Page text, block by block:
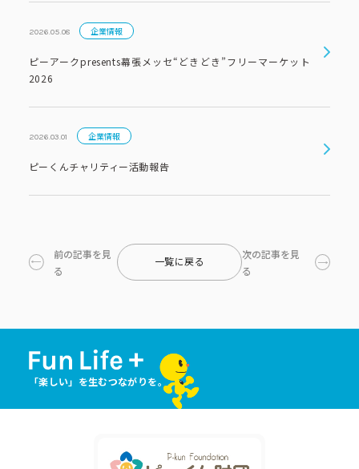
2026.05.08 企業情報
ピーアークpresents幕張メッセ“どきどき”フリーマーケット
2026
2026.03.01 企業情報
ピーくんチャリティー活動報告
前の記事を見
る
一覧に戻る
次の記事を見
る
「楽しい」を生むつながりを。